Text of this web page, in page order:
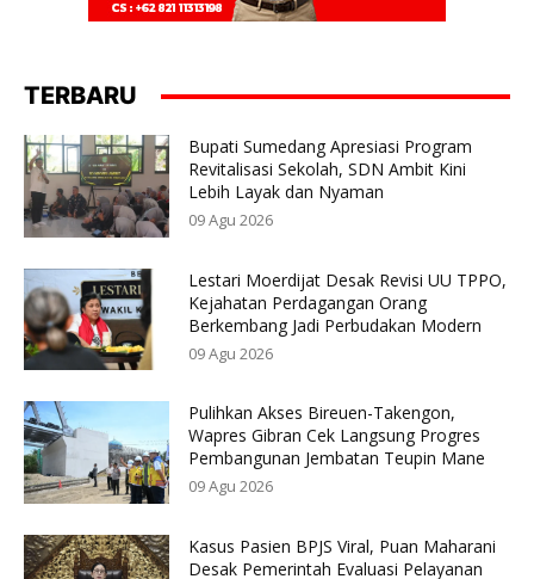
TERBARU
Bupati Sumedang Apresiasi Program
Revitalisasi Sekolah, SDN Ambit Kini
Lebih Layak dan Nyaman
09 Agu 2026
Lestari Moerdijat Desak Revisi UU TPPO,
Kejahatan Perdagangan Orang
Berkembang Jadi Perbudakan Modern
09 Agu 2026
Pulihkan Akses Bireuen-Takengon,
Wapres Gibran Cek Langsung Progres
Pembangunan Jembatan Teupin Mane
09 Agu 2026
Kasus Pasien BPJS Viral, Puan Maharani
Desak Pemerintah Evaluasi Pelayanan